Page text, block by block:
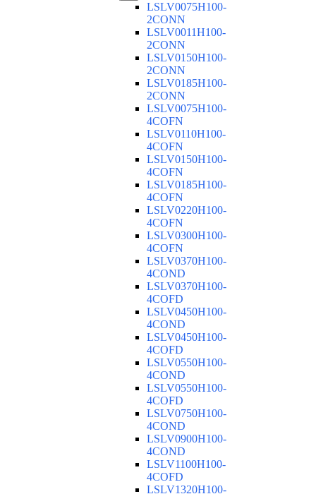
LSLV0075H100-
2CONN
LSLV0011H100-
2CONN
LSLV0150H100-
2CONN
LSLV0185H100-
2CONN
LSLV0075H100-
4COFN
LSLV0110H100-
4COFN
LSLV0150H100-
4COFN
LSLV0185H100-
4COFN
LSLV0220H100-
4COFN
LSLV0300H100-
4COFN
LSLV0370H100-
4COND
LSLV0370H100-
4COFD
LSLV0450H100-
4COND
LSLV0450H100-
4COFD
LSLV0550H100-
4COND
LSLV0550H100-
4COFD
LSLV0750H100-
4COND
LSLV0900H100-
4COND
LSLV1100H100-
4COFD
LSLV1320H100-